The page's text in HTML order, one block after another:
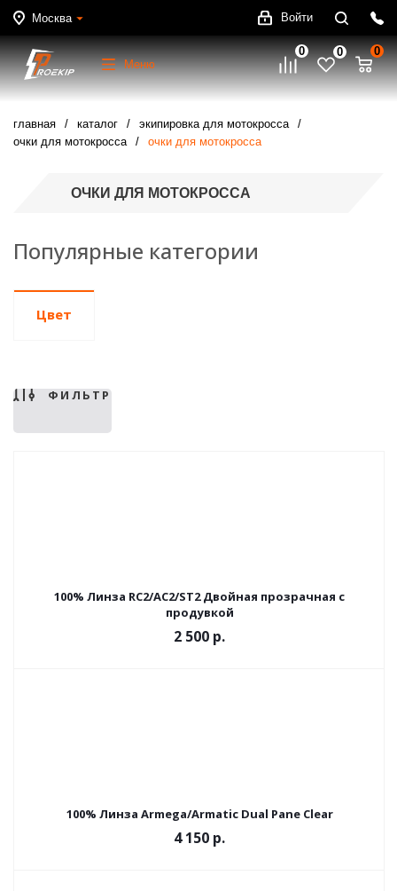
Москва Войти
Меню
0 0 0
главная каталог
экипировка для мотокросса
очки для мотокросса
очки для мотокросса
ОЧКИ ДЛЯ МОТОКРОССА
Популярные категории
Цвет
ФИЛЬТР
100% Линза RC2/AC2/ST2 Двойная прозрачная с
продувкой
2 500 р.
100% Линза Armega/Armatic Dual Pane Clear
4 150 р.